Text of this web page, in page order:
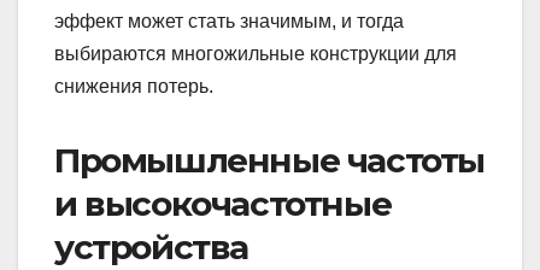
эффект может стать значимым, и тогда
выбираются многожильные конструкции для
снижения потерь.
Промышленные частоты
и высокочастотные
устройства